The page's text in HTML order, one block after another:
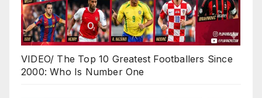
VIDEO/ The Top 10 Greatest Footballers Since
2000: Who Is Number One